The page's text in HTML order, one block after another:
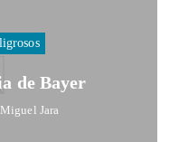
de Bayer
Miguel Jara